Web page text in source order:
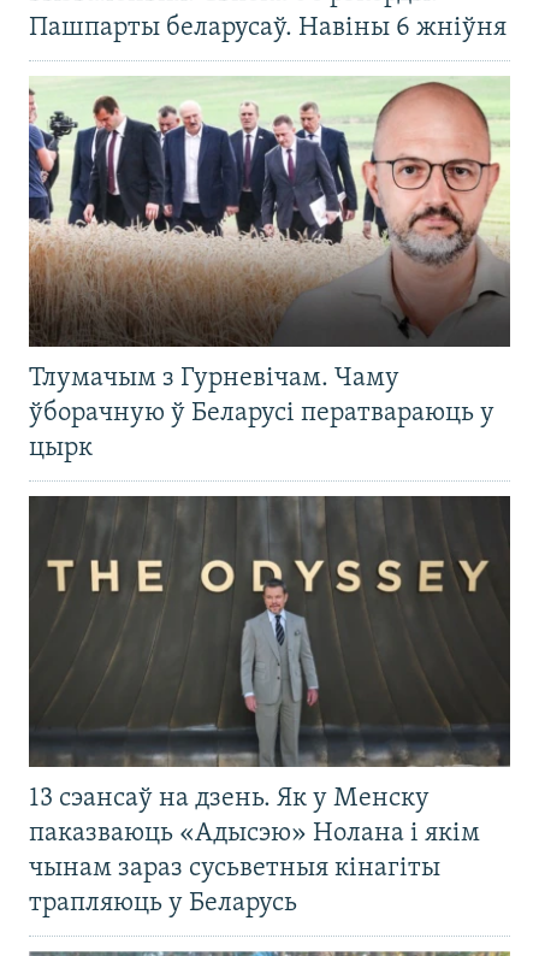
Пашпарты беларусаў. Навіны 6 жніўня
Тлумачым з Гурневічам. Чаму
ўборачную ў Беларусі ператвараюць у
цырк
13 сэансаў на дзень. Як у Менску
паказваюць «Адысэю» Нолана і якім
чынам зараз сусьветныя кінагіты
трапляюць у Беларусь